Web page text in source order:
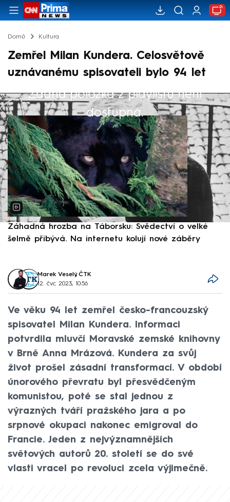
Domů Kultura
Zemřel Milan Kundera. Celosvětově
uznávanému spisovateli bylo 94 let
Žádná položka z playlistu není
dostupná.
Výběr redakce
Záhadná hrozba na Táborsku: Svědectví o velké
šelmě přibývá. Na internetu kolují nové záběry
Marek Veselý, ČTK
12. čvc 2023, 10:56
Ve věku 94 let zemřel česko-francouzský
spisovatel Milan Kundera. Informaci
potvrdila mluvčí Moravské zemské knihovny
v Brně Anna Mrázová. Kundera za svůj
život prošel zásadní transformací. V období
únorového převratu byl přesvědčeným
komunistou, poté se stal jednou z
výrazných tváří pražského jara a po
srpnové okupaci nakonec emigroval do
Francie. Jeden z nejvýznamnějších
světových autorů 20. století se do své
vlasti vracel po revoluci zcela výjimečně.